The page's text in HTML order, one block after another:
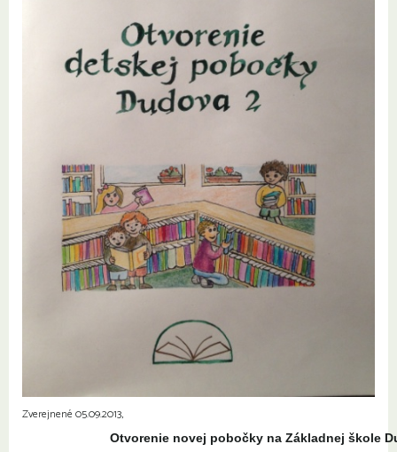
Zverejnené 05.09.2013,
Otvorenie novej pobočky na Základnej škole